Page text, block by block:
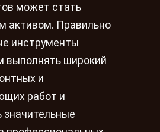
может стать
активом. Правильно
инструменты
выполнять широкий
и
работ и
значительные